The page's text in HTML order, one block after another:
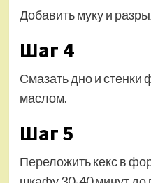
Добавить муку и
Шаг 4
Смазать дно и
маслом.
Шаг 5
Переложить кекс в